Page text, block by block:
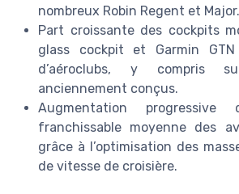
nombreux Robin Regent et Major.
Part croissante des cockpits
glass cockpit et Garmin
d’aéroclubs, y compris
anciennement conçus.
Augmentation
franchissable moyenne des
grâce à l’optimisation des
de vitesse de croisière.